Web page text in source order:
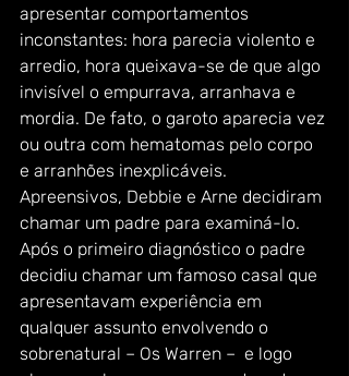
apresentar comportamentos
inconstantes: hora parecia violento e
arredio, hora queixava-se de que algo
invisível o empurrava, arranhava e
mordia. De fato, o garoto aparecia vez
ou outra com hematomas pelo corpo
e arranhões inexplicáveis.
Apreensivos, Debbie e Arne decidiram
chamar um padre para examiná-lo.
Após o primeiro diagnóstico o padre
decidiu chamar um famoso casal que
apresentavam experiência em
qualquer assunto envolvendo o
sobrenatural – Os Warren –  e logo